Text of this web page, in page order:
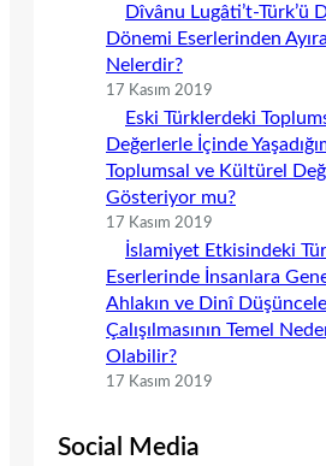
Dîvânu Lugâti’t-Türk’ü
Dönemi Eserlerinden
Nelerdir?
17 Kasım 2019
Eski Türklerdeki
Değerlerle İçinde
Toplumsal ve Kültürel
Gösteriyor mu?
17 Kasım 2019
İslamiyet Etkisindeki
Eserlerinde İnsanlara
Ahlakın ve Dinî
Çalışılmasının Temel
Olabilir?
17 Kasım 2019
Social Media